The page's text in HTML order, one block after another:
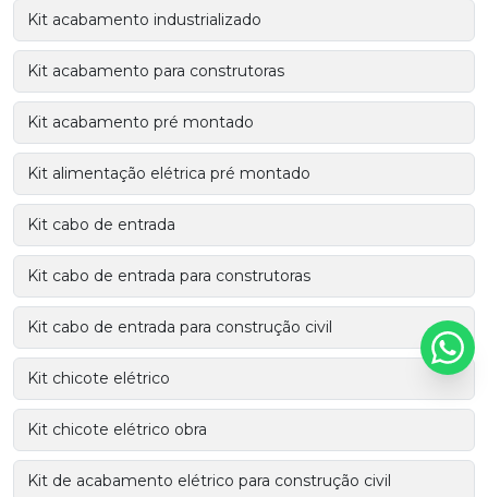
Kit acabamento industrializado
Kit acabamento para construtoras
Kit acabamento pré montado
Kit alimentação elétrica pré montado
Kit cabo de entrada
Kit cabo de entrada para construtoras
Kit cabo de entrada para construção civil
Kit chicote elétrico
Kit chicote elétrico obra
Kit de acabamento elétrico para construção civil